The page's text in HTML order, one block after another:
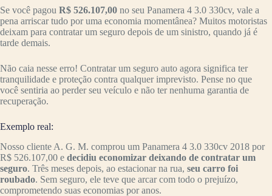
Se você pagou R$ 526.107,00 no seu Panamera 4 3.0 330cv, vale a
pena arriscar tudo por uma economia momentânea? Muitos motoristas
deixam para contratar um seguro depois de um sinistro, quando já é
tarde demais.
Não caia nesse erro! Contratar um seguro auto agora significa ter
tranquilidade e proteção contra qualquer imprevisto. Pense no que
você sentiria ao perder seu veículo e não ter nenhuma garantia de
recuperação.
Exemplo real:
Nosso cliente A. G. M. comprou um Panamera 4 3.0 330cv 2018 por
R$ 526.107,00 e decidiu economizar deixando de contratar um
seguro. Três meses depois, ao estacionar na rua, seu carro foi
roubado. Sem seguro, ele teve que arcar com todo o prejuízo,
comprometendo suas economias por anos.